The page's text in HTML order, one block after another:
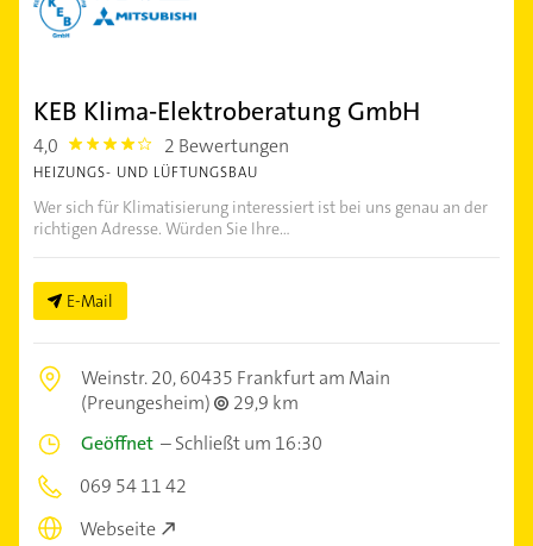
KEB Klima-Elektroberatung GmbH
4,0 4.0 2 Bewertungen
HEIZUNGS- UND LÜFTUNGSBAU
Wer sich für Klimatisierung interessiert ist bei uns genau an der
richtigen Adresse. Würden Sie Ihre...
E-Mail
Weinstr. 20,60435 Frankfurt am Main
(Preungesheim)
29,9 km
Geöffnet –Schließt um 16:30
069 54 11 42
Webseite